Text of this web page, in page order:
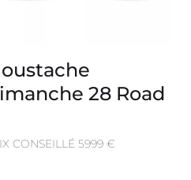
28 Road
CONSEILLÉ 5999 €